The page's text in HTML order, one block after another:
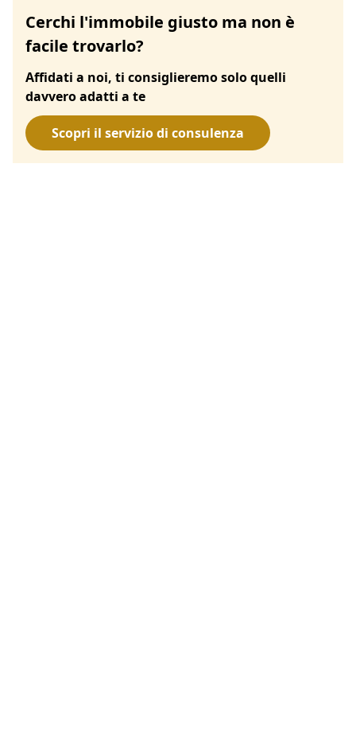
Cerchi l'immobile giusto ma non è
facile trovarlo?
Affidati a noi, ti consiglieremo solo quelli
davvero adatti a te
Scopri il servizio di consulenza